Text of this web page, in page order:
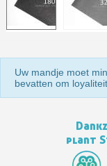
5€
10€
Schrijf
Uw mandje moet
bevatten om
plant